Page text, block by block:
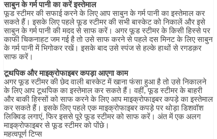
साबुन के गर्म पानी का करें इस्तेमाल
फूड स्टीमर की सफाई करने के लिए आप साबुन के गर्म पानी का इस्तेमाल कर
सकते हैं। इसके लिए पहले फूड स्टीमर की सभी बास्केट को निकालें और इसे
साबुन के गर्म पानी की मदद से साफ करें। अगर फूड स्टीमर के किसी हिस्से पर
काफी चिकनाहट जम गई है तो उसे साफ करने से पहले दस मिनट के लिए साबुन
के गर्म पानी में भिगोकर रखें। इसके बाद उसे स्पंज से हल्के हाथों से रगडक़र
साफ करें।
टूथपिक और माइक्रोफाइबर कपड़ा आएगा काम
अगर फूड स्टीमर की छेद वाली बास्केट में खाना फंसा हुआ है तो उसे निकालने
के लिए आप टूथपिक का इस्तेमाल कर सकते हैं। वहीं, फूड स्टीमर के बाहरी
और बाकी हिस्सों को साफ करने के लिए आप माइक्रोफाइबर कपड़े का इस्तेमाल
कर सकते हैं। इसके लिए पहले एक माइक्रोफाइबर कपड़े पर थोड़ा डिशवॉश
लिक्विड लगाएं, फिर इससे पूरे फूड स्टीमर को साफ करें। अंत में एक अलग
माइक्रोफाइबर से फूड स्टीमर को पोंछे।
महत्वपूर्ण टिप्स